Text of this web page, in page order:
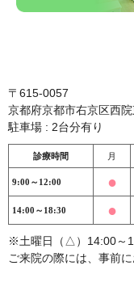
〒615-0057
京都府京都市右京区西
駐車場 : 2台分有り
診療時間 月
9:00～12:00 ●
14:00～18:30 ●
※土曜日（△）14:00～
ご来院の際には、事前